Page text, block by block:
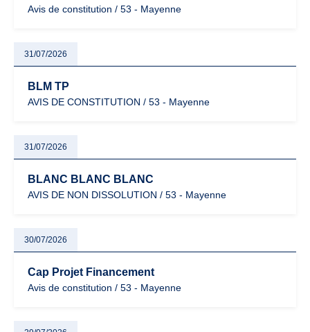
Avis de constitution / 53 - Mayenne
31/07/2026
BLM TP
AVIS DE CONSTITUTION / 53 - Mayenne
31/07/2026
BLANC BLANC BLANC
AVIS DE NON DISSOLUTION / 53 - Mayenne
30/07/2026
Cap Projet Financement
Avis de constitution / 53 - Mayenne